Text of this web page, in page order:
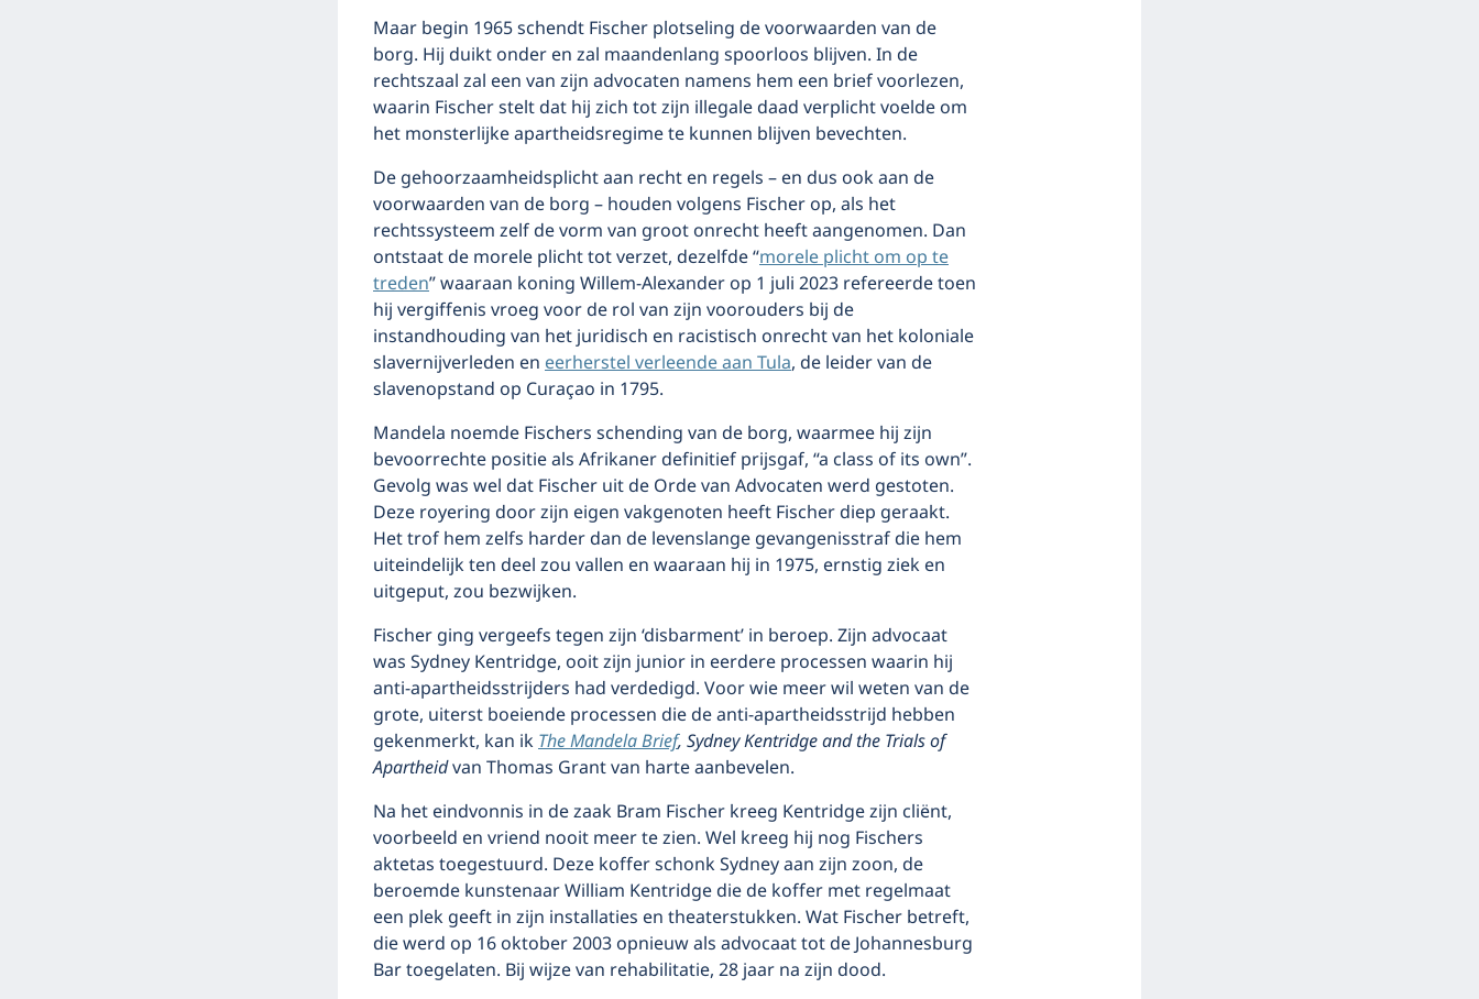
Maar begin 1965 schendt Fischer plotseling de voorwaarden van de
borg. Hij duikt onder en zal maandenlang spoorloos blijven. In de
rechtszaal zal een van zijn advocaten namens hem een brief voorlezen,
waarin Fischer stelt dat hij zich tot zijn illegale daad verplicht voelde om
het monsterlijke apartheidsregime te kunnen blijven bevechten.
De gehoorzaamheidsplicht aan recht en regels – en dus ook aan de
voorwaarden van de borg – houden volgens Fischer op, als het
rechtssysteem zelf de vorm van groot onrecht heeft aangenomen. Dan
ontstaat de morele plicht tot verzet, dezelfde “morele plicht om op te
treden” waaraan koning Willem-Alexander op 1 juli 2023 refereerde toen
hij vergiffenis vroeg voor de rol van zijn voorouders bij de
instandhouding van het juridisch en racistisch onrecht van het koloniale
slavernijverleden eneerherstel verleende aan Tula, de leider van de
slavenopstand op Curaçao in 1795.
Mandela noemde Fischers schending van de borg, waarmee hij zijn
bevoorrechte positie als Afrikaner definitief prijsgaf, “a class of its own”.
Gevolg was wel dat Fischer uit de Orde van Advocaten werd gestoten.
Deze royering door zijn eigen vakgenoten heeft Fischer diep geraakt.
Het trof hem zelfs harder dan de levenslange gevangenisstraf die hem
uiteindelijk ten deel zou vallen en waaraan hij in 1975, ernstig ziek en
uitgeput, zou bezwijken.
Fischer ging vergeefs tegen zijn ‘disbarment’ in beroep. Zijn advocaat
was Sydney Kentridge, ooit zijn junior in eerdere processen waarin hij
anti-apartheidsstrijders had verdedigd. Voor wie meer wil weten van de
grote, uiterst boeiende processen die de anti-apartheidsstrijd hebben
gekenmerkt, kan ikThe Mandela Brief, Sydney Kentridge and the Trials of
Apartheidvan Thomas Grant van harte aanbevelen.
Na het eindvonnis in de zaak Bram Fischer kreeg Kentridge zijn cliënt,
voorbeeld en vriend nooit meer te zien. Wel kreeg hij nog Fischers
aktetas toegestuurd. Deze koffer schonk Sydney aan zijn zoon, de
beroemde kunstenaar William Kentridge die de koffer met regelmaat
een plek geeft in zijn installaties en theaterstukken. Wat Fischer betreft,
die werd op 16 oktober 2003 opnieuw als advocaat tot de Johannesburg
Bar toegelaten. Bij wijze van rehabilitatie, 28 jaar na zijn dood.